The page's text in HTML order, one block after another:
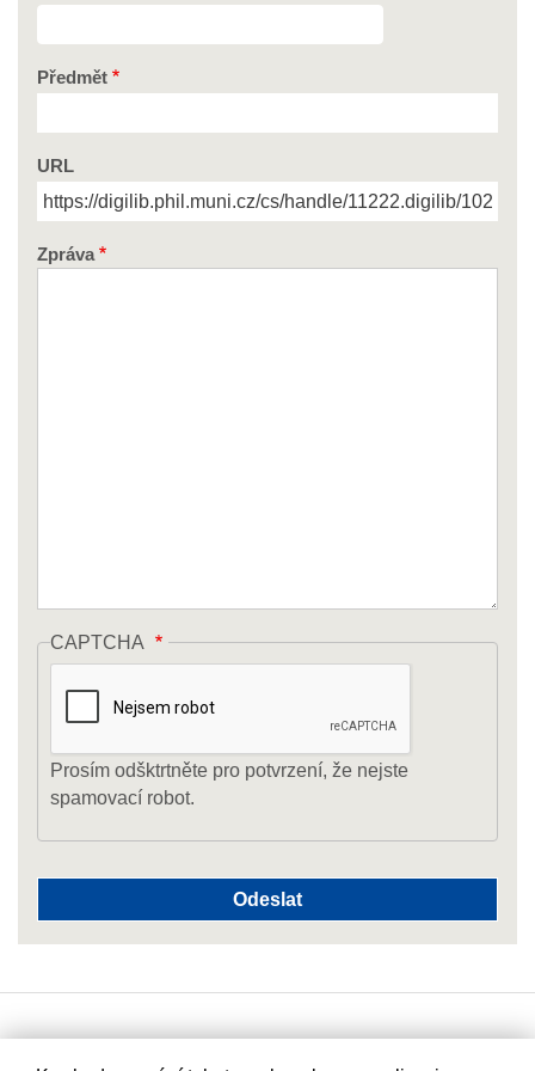
Předmět
URL
Zpráva
CAPTCHA
Prosím odšktrtněte pro potvrzení, že nejste
spamovací robot.